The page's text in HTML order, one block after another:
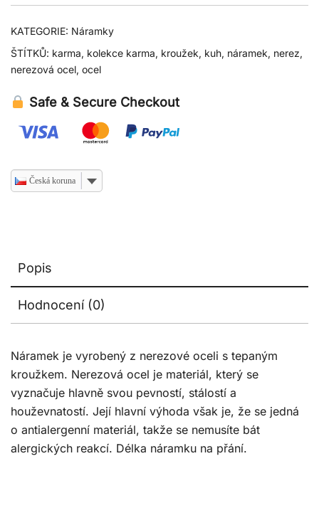
KATEGORIE: Náramky
ŠTÍTKŮ: karma, kolekce karma, kroužek, kuh, náramek, nerez,
nerezová ocel, ocel
Safe & Secure Checkout
Česká koruna
Popis
Hodnocení (0)
Náramek je vyrobený z nerezové oceli s tepaným
kroužkem. Nerezová ocel je materiál, který se
vyznačuje hlavně svou pevností, stálostí a
houževnatostí. Její hlavní výhoda však je, že se jedná
o antialergenní materiál, takže se nemusíte bát
alergických reakcí. Délka náramku na přání.